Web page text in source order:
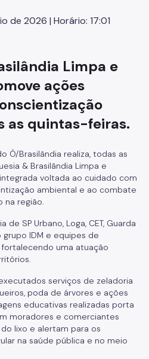
de 2026 | Horário: 17:01
Limpa e
ações
as quintas-feiras.
Ó/Brasilândia realiza, todas as
& Brasilândia Limpa e
voltada ao cuidado com
ambiental e ao combate
na região.
SP Urbano, Loga, CET, Guarda
grupo IDM e equipes de
uma atuação
serviços de zeladoria
poda de árvores e ações
educativas realizadas porta
moradores e comerciantes
lixo e alertam para os
na saúde pública e no meio